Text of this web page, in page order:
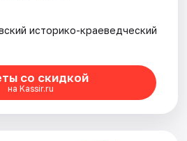
историко-краеведческий
со скидкой
на Kassir.ru